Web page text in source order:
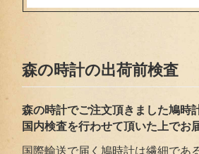
森の時計の出荷前検査
森の時計でご注文頂きました鳩時
国内検査を行わせて頂いた上でお
国際輸送で届く鳩時計は繊細であ